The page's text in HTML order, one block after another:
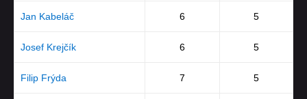
Jan Kabeláč 6 5
Josef Krejčík 6 5
Filip Frýda 7 5